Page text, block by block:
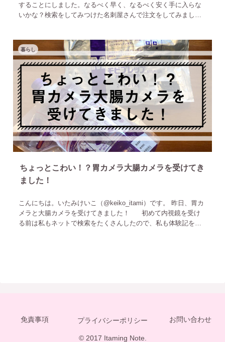
することにしました。なるべく早く、なるべく安く手に入らな
いかな？検索をしてみつけた名刺屋さんで注文をしてみまし
暮らし
ちょっとこわい！？胃カメラ大腸カメラを受けてき
ました！
こんにちは。いたみけいこ（@keiko_itami）です。 昨日、胃カ
メラと大腸カメラを受けてきました！ 初めて内視鏡を受け
る前は私もネットで検索をたくさんしたので、私も体験記を載
免責事項 プライバシーポリシー お問い合わせ
© 2017 Itaming Note.